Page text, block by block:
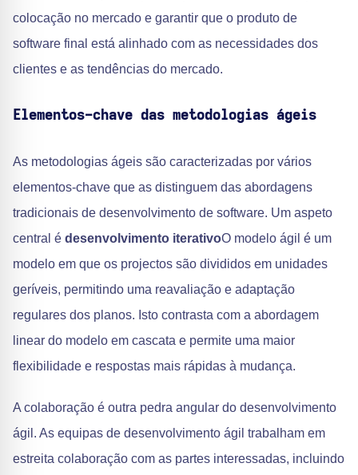
colocação no mercado e garantir que o produto de
software final está alinhado com as necessidades dos
clientes e as tendências do mercado.
Elementos-chave das metodologias ágeis
As metodologias ágeis são caracterizadas por vários
elementos-chave que as distinguem das abordagens
tradicionais de desenvolvimento de software. Um aspeto
central é desenvolvimento iterativoO modelo ágil é um
modelo em que os projectos são divididos em unidades
geríveis, permitindo uma reavaliação e adaptação
regulares dos planos. Isto contrasta com a abordagem
linear do modelo em cascata e permite uma maior
flexibilidade e respostas mais rápidas à mudança.
A colaboração é outra pedra angular do desenvolvimento
ágil. As equipas de desenvolvimento ágil trabalham em
estreita colaboração com as partes interessadas, incluindo